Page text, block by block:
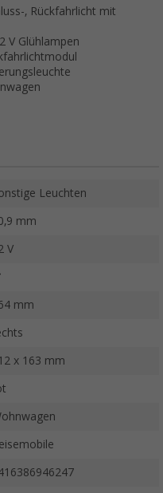
, Rückfahrlicht mit
V Glühlampen
Leuchten
mm
V
mm
x 163 mm